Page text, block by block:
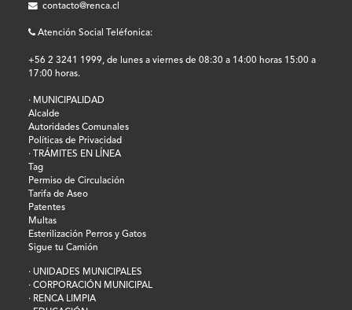
contacto@renca.cl
Atención Social Teléfonica:
+56 2 3241 1999, de lunes a viernes de 08:30 a 14:00 horas 15:00 a
17:00 horas.
· MUNICIPALIDAD
Alcalde
Autoridades Comunales
Políticas de Privacidad
· TRÁMITES EN LÍNEA
Tag
Permiso de Circulación
Tarifa de Aseo
Patentes
Multas
Esterilización Perros y Gatos
Sigue tu Camión
· UNIDADES MUNICIPALES
· CORPORACIÓN MUNICIPAL
· RENCA LIMPIA